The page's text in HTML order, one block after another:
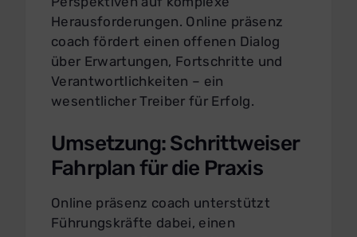
Herausforderungen. Online präsenz
coach fördert einen offenen Dialog
über Erwartungen, Fortschritte und
Verantwortlichkeiten – ein
wesentlicher Treiber für Erfolg.
Umsetzung: Schrittweiser
Fahrplan für die Praxis
Online präsenz coach unterstützt
Führungskräfte dabei, einen